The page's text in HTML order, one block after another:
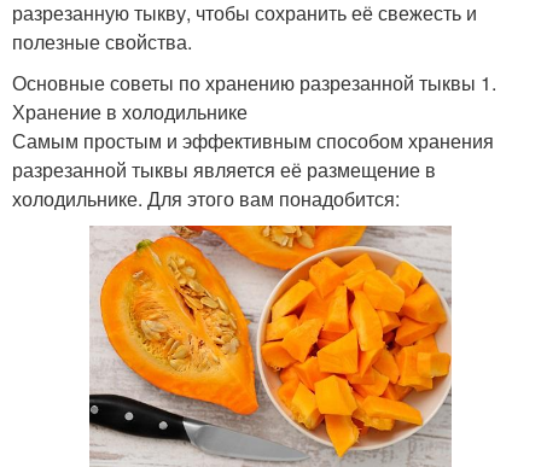
разрезанную тыкву, чтобы сохранить её свежесть и
полезные свойства.
Основные советы по хранению разрезанной тыквы 1.
Хранение в холодильнике
Самым простым и эффективным способом хранения
разрезанной тыквы является её размещение в
холодильнике. Для этого вам понадобится: